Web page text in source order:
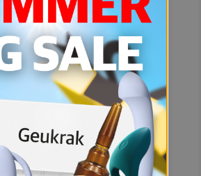
예상치 못한 에러입니다.